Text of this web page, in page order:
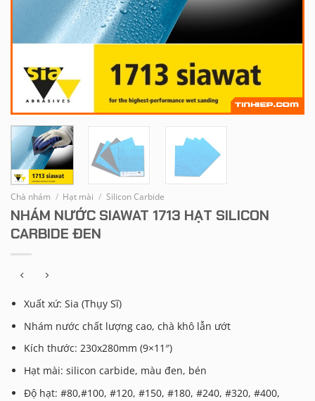
Chà nhám / Hạt mài / Silicon Carbide
NHÁM NƯỚC SIAWAT 1713 HẠT SILICON
CARBIDE ĐEN
Xuất xứ: Sia (Thụy Sĩ)
Nhám nước chất lượng cao, chà khô lẫn ướt
Kích thước: 230x280mm (9×11″)
Hạt mài: silicon carbide, màu đen, bén
Độ hạt: #80,#100, #120, #150, #180, #240, #320, #400,